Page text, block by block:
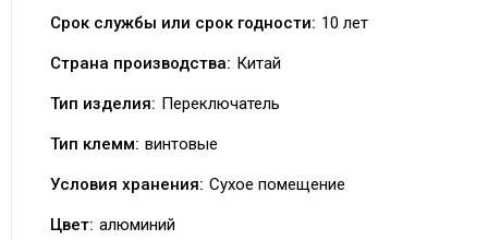
Срок службы или срок годности: 10 лет
Страна производства: Китай
Тип изделия: Переключатель
Тип клемм: винтовые
Условия хранения: Сухое помещение
Цвет: алюминий